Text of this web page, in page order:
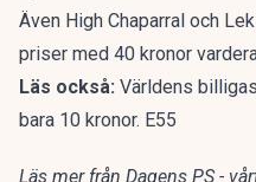
Även High Chaparral och
priser med 40 kronor
Läs också: Världens
bara 10 kronor. E55
Läs mer från Dagens PS -